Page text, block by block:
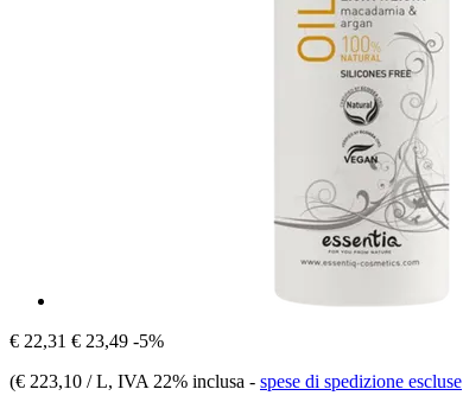
€ 22,31 € 23,49 -5%
(€ 223,10 / L, IVA 22% inclusa - spese di spedizione escluse